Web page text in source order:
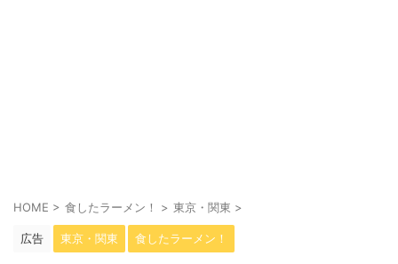
HOME > 食したラーメン！ > 東京・関東 >
広告 東京・関東 食したラーメン！